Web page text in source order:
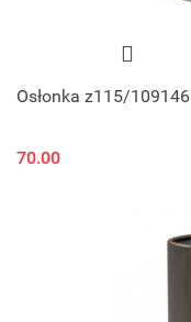
Osłonka z115/109146
70.00